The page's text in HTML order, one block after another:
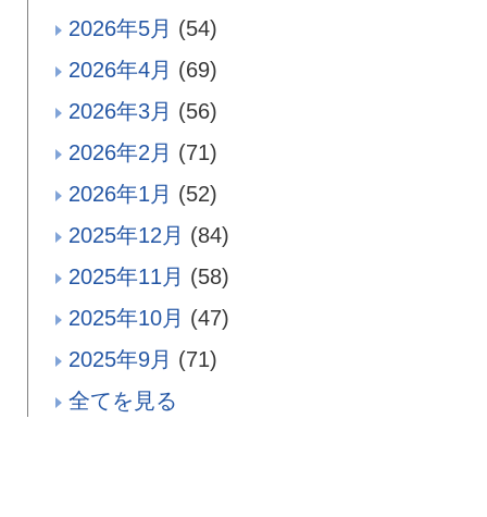
2026年5月 (54)
2026年4月 (69)
2026年3月 (56)
2026年2月 (71)
2026年1月 (52)
2025年12月 (84)
2025年11月 (58)
2025年10月 (47)
2025年9月 (71)
全てを見る